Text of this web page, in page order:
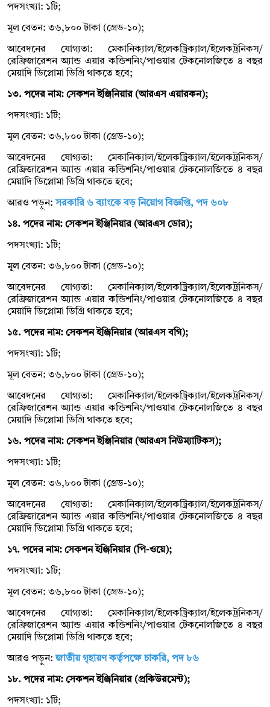
পদসংখ্যা: ১টি;
মূল বেতন: ৩৬,৮০০ টাকা (গ্রেড-১০);
আবেদনের যোগ্যতা: মেকানিক্যাল/ইলেকট্রিক্যাল/ইলেকট্রনিকস/
রেফ্রিজারেশন অ্যান্ড এয়ার কন্ডিশনিং/পাওয়ার টেকনোলজিতে ৪ বছর
মেয়াদি ডিপ্লোমা ডিগ্রি থাকতে হবে;
১৩. পদের নাম: সেকশন ইঞ্জিনিয়ার (আরএস এয়ারকন);
পদসংখ্যা: ১টি;
মূল বেতন: ৩৬,৮০০ টাকা (গ্রেড-১০);
আবেদনের যোগ্যতা: মেকানিক্যাল/ইলেকট্রিক্যাল/ইলেকট্রনিকস/
রেফ্রিজারেশন অ্যান্ড এয়ার কন্ডিশনিং/পাওয়ার টেকনোলজিতে ৪ বছর
মেয়াদি ডিপ্লোমা ডিগ্রি থাকতে হবে;
আরও পড়ুন:সরকারি ৬ ব্যাংকে বড় নিয়োগ বিজ্ঞপ্তি, পদ ৬০৮
১৪. পদের নাম: সেকশন ইঞ্জিনিয়ার (আরএস ডোর);
পদসংখ্যা: ১টি;
মূল বেতন: ৩৬,৮০০ টাকা (গ্রেড-১০);
আবেদনের যোগ্যতা: মেকানিক্যাল/ইলেকট্রিক্যাল/ইলেকট্রনিকস/
রেফ্রিজারেশন অ্যান্ড এয়ার কন্ডিশনিং/পাওয়ার টেকনোলজিতে ৪ বছর
মেয়াদি ডিপ্লোমা ডিগ্রি থাকতে হবে;
১৫. পদের নাম: সেকশন ইঞ্জিনিয়ার (আরএস বগি);
পদসংখ্যা: ১টি;
মূল বেতন: ৩৬,৮০০ টাকা (গ্রেড-১০);
আবেদনের যোগ্যতা: মেকানিক্যাল/ইলেকট্রিক্যাল/ইলেকট্রনিকস/
রেফ্রিজারেশন অ্যান্ড এয়ার কন্ডিশনিং/পাওয়ার টেকনোলজিতে ৪ বছর
মেয়াদি ডিপ্লোমা ডিগ্রি থাকতে হবে;
১৬. পদের নাম: সেকশন ইঞ্জিনিয়ার (আরএস নিউম্যাটিকস);
পদসংখ্যা: ১টি;
মূল বেতন: ৩৬,৮০০ টাকা (গ্রেড-১০);
আবেদনের যোগ্যতা: মেকানিক্যাল/ইলেকট্রিক্যাল/ইলেকট্রনিকস/
রেফ্রিজারেশন অ্যান্ড এয়ার কন্ডিশনিং/পাওয়ার টেকনোলজিতে ৪ বছর
মেয়াদি ডিপ্লোমা ডিগ্রি থাকতে হবে;
১৭. পদের নাম: সেকশন ইঞ্জিনিয়ার (পি-ওয়ে);
পদসংখ্যা: ১টি;
মূল বেতন: ৩৬,৮০০ টাকা (গ্রেড-১০);
আবেদনের যোগ্যতা: মেকানিক্যাল/ইলেকট্রিক্যাল/ইলেকট্রনিকস/
রেফ্রিজারেশন অ্যান্ড এয়ার কন্ডিশনিং/পাওয়ার টেকনোলজিতে ৪ বছর
মেয়াদি ডিপ্লোমা ডিগ্রি থাকতে হবে;
আরও পড়ুন:জাতীয় গৃহায়ণ কর্তৃপক্ষে চাকরি, পদ ৮৬
১৮. পদের নাম: সেকশন ইঞ্জিনিয়ার (প্রকিউরমেন্ট);
পদসংখ্যা: ১টি;